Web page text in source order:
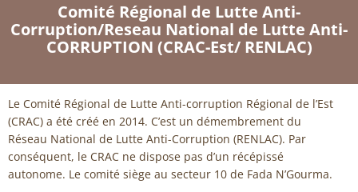
Comité Régional de Lutte Anti-
Corruption/Reseau National de Lutte Anti-
CORRUPTION (CRAC-Est/ RENLAC)
Le Comité Régional de Lutte Anti-corruption Régional de l’Est
(CRAC) a été créé en 2014. C’est un démembrement du
Réseau National de Lutte Anti-Corruption (RENLAC). Par
conséquent, le CRAC ne dispose pas d’un récépissé
autonome. Le comité siège au secteur 10 de Fada N’Gourma.